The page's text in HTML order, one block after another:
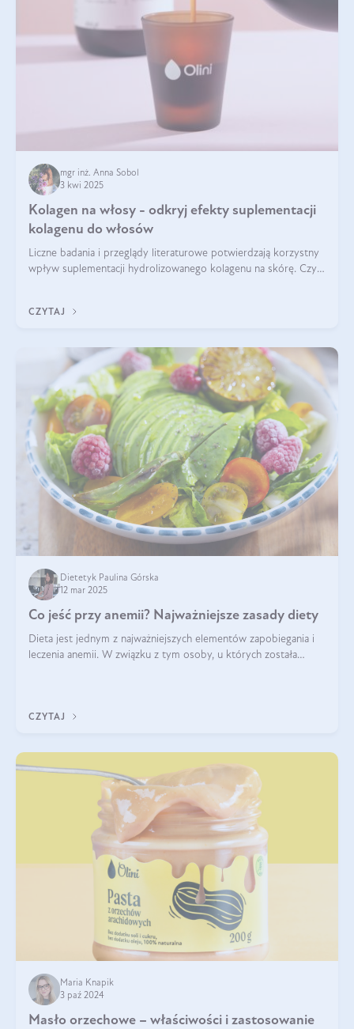
mgr inż. Anna Sobol
3 kwi 2025
Kolagen na włosy - odkryj efekty suplementacji
kolagenu do włosów
Liczne badania i przeglądy literaturowe potwierdzają korzystny
wpływ suplementacji hydrolizowanego kolagenu na skórę. Czy
CZYTAJ
Dietetyk Paulina Górska
12 mar 2025
Co jeść przy anemii? Najważniejsze zasady diety
Dieta jest jednym z najważniejszych elementów zapobiegania i
leczenia anemii. W związku z tym osoby, u których została
CZYTAJ
Maria Knapik
3 paź 2024
Masło orzechowe – właściwości i zastosowanie